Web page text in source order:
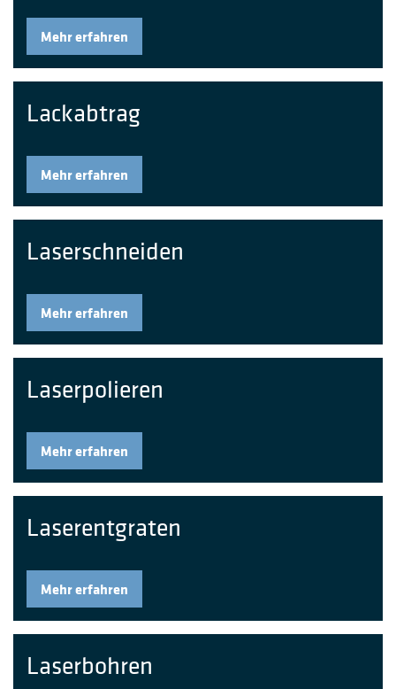
Mehr erfahren
Lackabtrag
Mehr erfahren
Laserschneiden
Mehr erfahren
Laserpolieren
Mehr erfahren
Laserentgraten
Mehr erfahren
Laserbohren